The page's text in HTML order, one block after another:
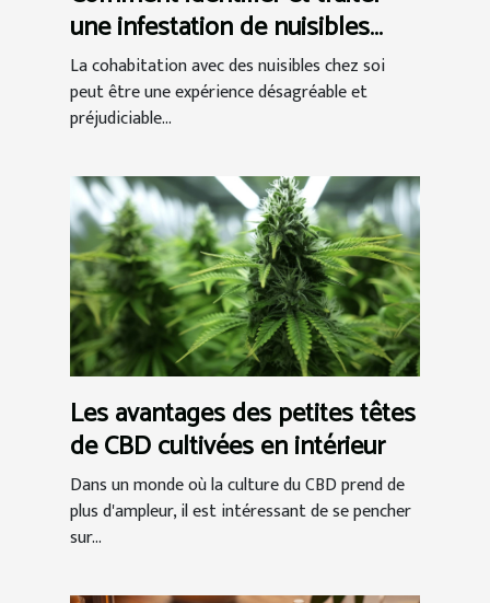
une infestation de nuisibles
chez vous
La cohabitation avec des nuisibles chez soi
peut être une expérience désagréable et
préjudiciable...
Les avantages des petites têtes
de CBD cultivées en intérieur
Dans un monde où la culture du CBD prend de
plus d'ampleur, il est intéressant de se pencher
sur...